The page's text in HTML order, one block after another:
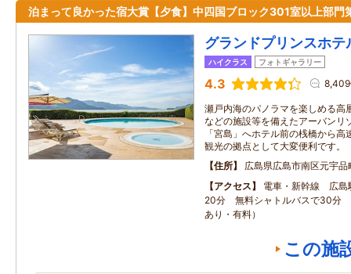
泊まって良かった宿大賞【夕食】中四国ブロック301室以上部門
グランドプリンスホテ
ハイクラス フォトギャラリー
4.3
瀬戸内海のパノラマを楽しめる高
などの施設等を備えたアーバンリ
「宮島」へホテル前の桟橋から
観光の拠点として大変便利です。
住所
広島県広島市南区元宇品
アクセス
電車・新幹線 広島
20分 無料シャトルバスで30分
あり・有料）
この施